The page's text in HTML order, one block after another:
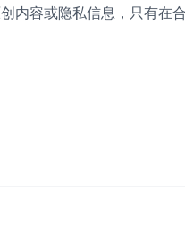
内容或隐私信息，只有在